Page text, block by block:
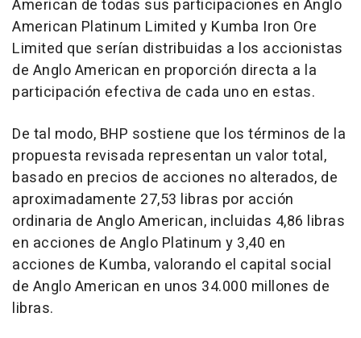
American de todas sus participaciones en Anglo
American Platinum Limited y Kumba Iron Ore
Limited que serían distribuidas a los accionistas
de Anglo American en proporción directa a la
participación efectiva de cada uno en estas.
De tal modo, BHP sostiene que los términos de la
propuesta revisada representan un valor total,
basado en precios de acciones no alterados, de
aproximadamente 27,53 libras por acción
ordinaria de Anglo American, incluidas 4,86 libras
en acciones de Anglo Platinum y 3,40 en
acciones de Kumba, valorando el capital social
de Anglo American en unos 34.000 millones de
libras.